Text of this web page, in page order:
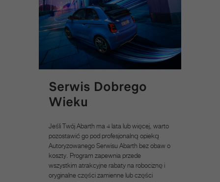
Serwis Dobrego
Wieku
Jeśli Twój Abarth ma 4 lata lub więcej, warto
pozostawić go pod profesjonalną opieką
Autoryzowanego Serwisu Abarth bez obaw o
koszty. Program zapewnia przede
wszystkim atrakcyjne rabaty na robociznę i
oryginalne części zamienne lub części